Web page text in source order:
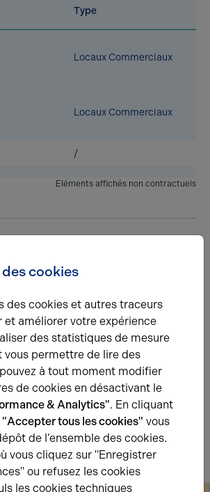
Type
Locaux Commerciaux
Locaux Commerciaux
/
Eléments affichés non contractuels
D E F
énergétique
D E F G
de gaz à effet de serre
cookies
des cookies et autres traceurs
et améliorer votre expérience
des statistiques de mesure
vous permettre de lire des
à tout moment modifier
de cookies en désactivant le
& Analytics". En cliquant
"Accepter tous les cookies" vous
de l’ensemble des cookies.
vous cliquez sur "Enregistrer
ou refusez les cookies
les cookies techniques